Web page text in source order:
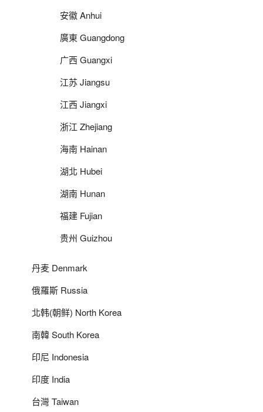
安徽 Anhui
廣東 Guangdong
广西 Guangxi
江苏 Jiangsu
江西 Jiangxi
浙江 Zhejiang
海南 Hainan
湖北 Hubei
湖南 Hunan
福建 Fujian
贵州 Guizhou
丹麦 Denmark
俄羅斯 Russia
北韩(朝鲜) North Korea
南韓 South Korea
印尼 Indonesia
印度 India
台灣 Taiwan